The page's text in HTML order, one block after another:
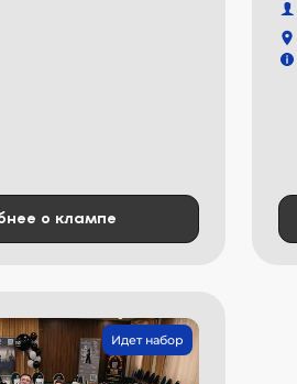
о клампе
Идет набор